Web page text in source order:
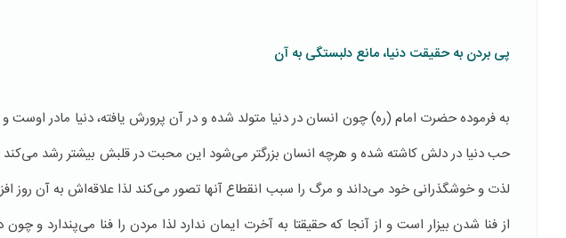
پی بردن به حقیقت دنیا، مانع دلبستگی به آن
به فرموده‌ حضرت امام (ره) چون انسان در دنیا متولد شده و در آن پرورش یافته، دنیا مادر اوست و
حب دنیا در دلش کاشته شده و هرچه انسان بزرگتر می‌شود این محبت در قلبش بیشتر رشد می‌کند و
لذت و خوشگذرانی خود می‌داند و مرگ را سبب انقطاع آنها تصور می‌کند لذا علاقه‌اش به آن روز
از فنا شدن بیزار است و از آنجا که حقیقتا به آخرت ایمان ندارد لذا مردن را فنا می‌پندارد و